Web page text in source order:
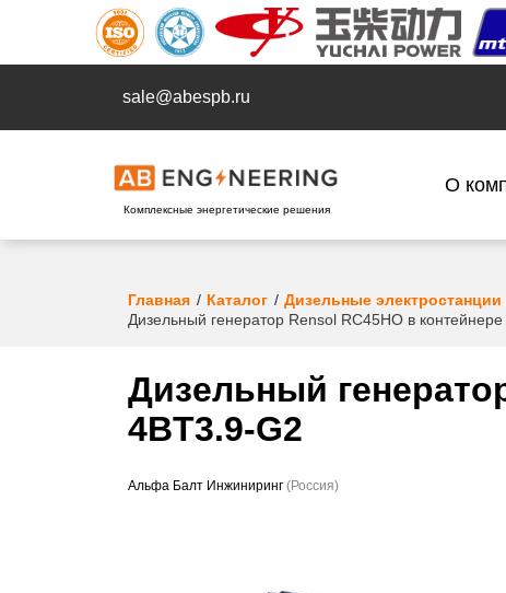
sale@abespb.ru
Комплексные энергетические решения
О
Главная Каталог Дизельные электростанции
Дизельный генератор Rensol RC45HO в
Дизельный
4BT3.9-G2
Альфа Балт Инжиниринг (Россия)